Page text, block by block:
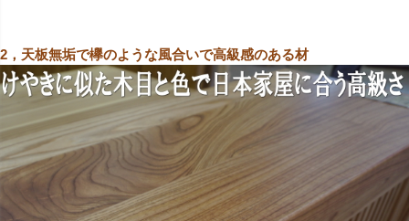
2，天板無垢で欅のような風合いで高級感のある材